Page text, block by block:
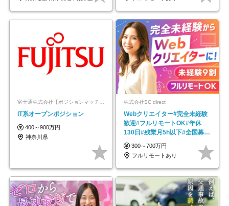
富士通株式会社【ポジションマッチ登録】
IT系オープンポジション
400～900万円
神奈川県
株式会社SC direct
Webクリエイター#完全未経験
歓迎#フルリモートOK#年休
130日#残業月5h以下#全国募集
#最大1年の研修
300～700万円
フルリモートあり